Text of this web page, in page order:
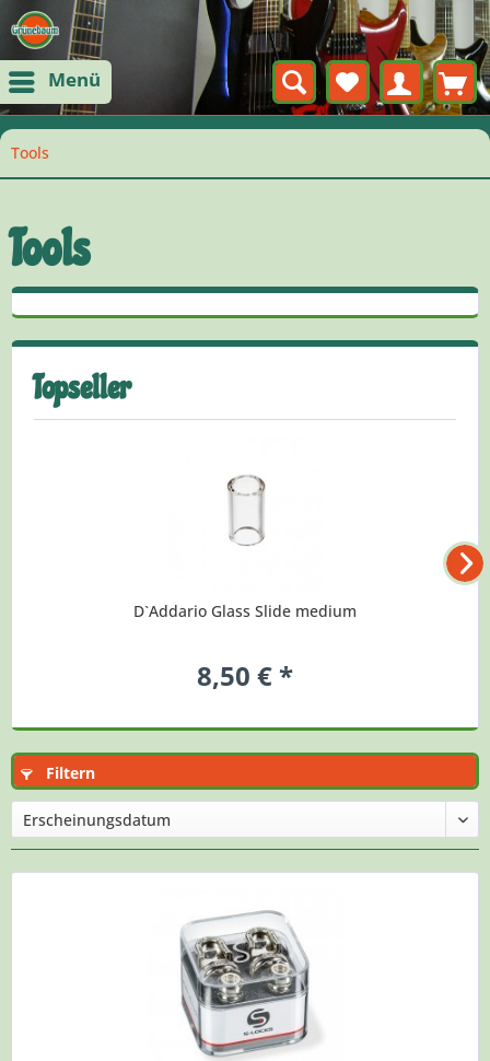
Menü
Tools
Tools
Topseller
D`Addario Glass Slide medium
8,50 € *
Filtern